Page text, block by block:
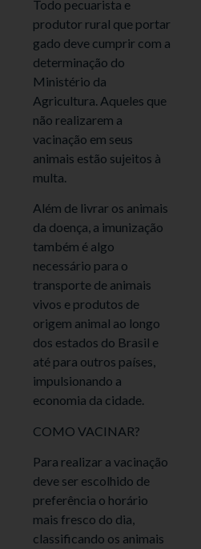
Todo pecuarista e
produtor rural que portar
gado deve cumprir com a
determinação do
Ministério da
Agricultura. Aqueles que
não realizarem a
vacinação em seus
animais estão sujeitos à
multa.
Além de livrar os animais
da doença, a imunização
também é algo
necessário para o
transporte de animais
vivos e produtos de
origem animal ao longo
dos estados do Brasil e
até para outros países,
impulsionando a
economia da cidade.
COMO VACINAR?
Para realizar a vacinação
deve ser escolhido de
preferência o horário
mais fresco do dia,
classificando os animais